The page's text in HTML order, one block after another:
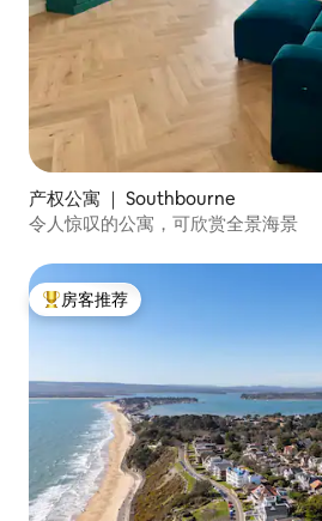
产权公寓 ｜ Southbourne
令人惊叹的公寓，可欣赏全景海景
热门「房客推荐」
房客推荐